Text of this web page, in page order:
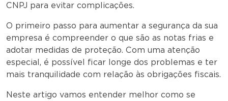
CNPJ para evitar complicações.
O primeiro passo para aumentar a segurança da sua
empresa é compreender o que são as notas frias e
adotar medidas de proteção. Com uma atenção
especial, é possível ficar longe dos problemas e ter
mais tranquilidade com relação às obrigações fiscais.
Neste artigo vamos entender melhor como se